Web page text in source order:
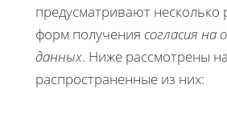
предусматривают несколько
форм получения согласия на
данных. Ниже рассмотрены
распространенные из них: